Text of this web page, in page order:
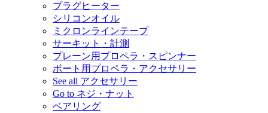
プラグヒーター
シリコンオイル
ミクロンラインテープ
サーキット・計測
プレーン用プロペラ・スピンナー
ボート用プロペラ・アクセサリー
See all アクセサリー
Go to ネジ・ナット
ベアリング